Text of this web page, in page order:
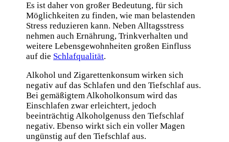
Es ist daher von großer Bedeutung, für sich
Möglichkeiten zu finden, wie man belastenden
Stress reduzieren kann. Neben Alltagsstress
nehmen auch Ernährung, Trinkverhalten und
weitere Lebensgewohnheiten großen Einfluss
auf die Schlafqualität.
Alkohol und Zigarettenkonsum wirken sich
negativ auf das Schlafen und den Tiefschlaf aus.
Bei gemäßigtem Alkoholkonsum wird das
Einschlafen zwar erleichtert, jedoch
beeinträchtig Alkoholgenuss den Tiefschlaf
negativ. Ebenso wirkt sich ein voller Magen
ungünstig auf den Tiefschlaf aus.